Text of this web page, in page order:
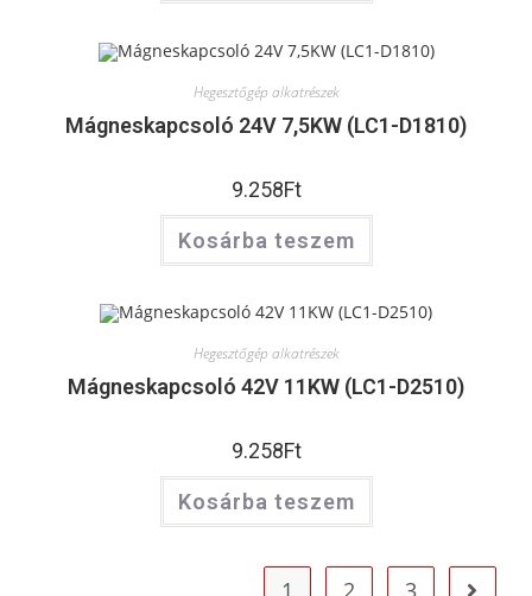
Hegesztőgép alkatrészek
Mágneskapcsoló 24V 7,5KW (LC1-D1810)
9.258Ft
Kosárba teszem
Hegesztőgép alkatrészek
Mágneskapcsoló 42V 11KW (LC1-D2510)
9.258Ft
Kosárba teszem
1 2 3